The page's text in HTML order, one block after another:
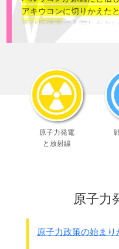
アキウコンに切りかえた
再び肝障害で入院したと
医師会会員向けの周知を
｢テーマ｣
1日3食、バランス
｢健康食品｣やサプリメ
● ウコンについて
それぞれ別物と考えた
日本では一般に、アキ
カレ－などの香辛料など
他にも、ハルウコン、
原子力発電
と放射線
原子力
原子力政策の始まり